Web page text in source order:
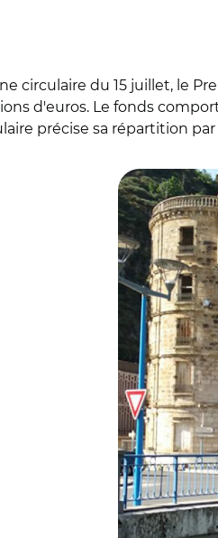
circulaire du 15 juillet, le
d'euros. Le fonds
précise sa répartition par